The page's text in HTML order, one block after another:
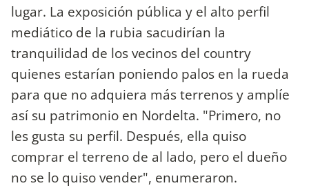
lugar. La exposición pública y el alto perfil
mediático de la rubia sacudirían la
tranquilidad de los vecinos del country
quienes estarían poniendo palos en la rueda
para que no adquiera más terrenos y amplíe
así su patrimonio en Nordelta. "Primero, no
les gusta su perfil. Después, ella quiso
comprar el terreno de al lado, pero el dueño
no se lo quiso vender", enumeraron.